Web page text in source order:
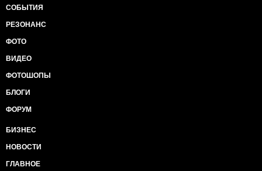
СОБЫТИЯ
РЕЗОНАНС
ФОТО
ВИДЕО
ФОТОШОПЫ
БЛОГИ
ФОРУМ
БИЗНЕС
НОВОСТИ
ГЛАВНОЕ